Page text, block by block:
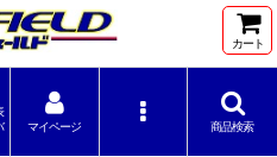
カート
マイページ 商品検索